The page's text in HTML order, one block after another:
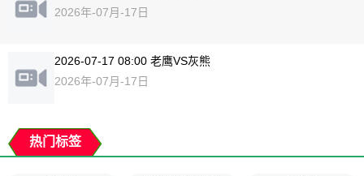
2026年-07月-17日
2026-07-17 08:00 老鹰VS灰熊
2026年-07月-17日
热门标签